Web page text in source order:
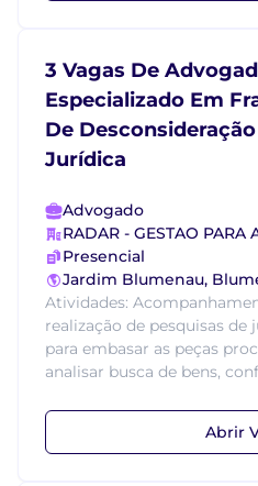
3 Vagas De
Especializado Em
De
Jurídica
Advogado
RADAR - GESTAO PARA
Presencial
Jardim Blumenau,
Atividades:
realização de pesquisas
para embasar as peças
analisar busca de bens,
Abrir